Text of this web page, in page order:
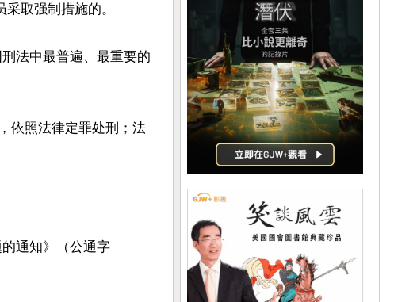
取强制措施的。
法中最普遍、最重要的
依照法律定罪处刑；法
通知》（公通字